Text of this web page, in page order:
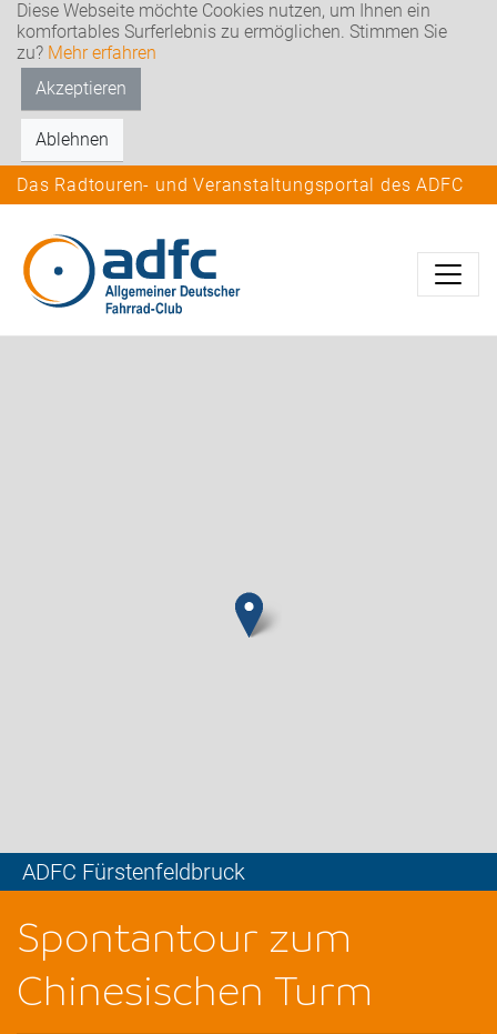
Diese Webseite möchte Cookies nutzen, um Ihnen ein
komfortables Surferlebnis zu ermöglichen. Stimmen Sie
zu? Mehr erfahren
Akzeptieren
Ablehnen
Das Radtouren- und Veranstaltungsportal des ADFC
ADFC Fürstenfeldbruck
Spontantour zum
Chinesischen Turm